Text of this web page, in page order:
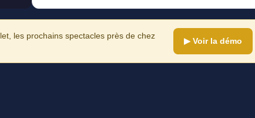
les prochains spectacles près de chez
▶ Voir la démo